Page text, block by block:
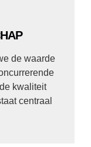
de waarde
kwaliteit
centraal